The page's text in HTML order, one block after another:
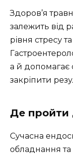
Здоров’я
залежить від
рівня стресу
а й допомагає
закріпити
Де пройти
Сучасна
обладнання та